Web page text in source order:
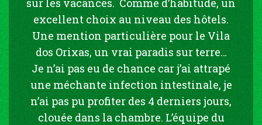
excellent choix au niveau des hôtels.
Une mention particulière pour le Vila
dos Orixas, un vrai paradis sur terre…
Je n’ai pas eu de chance car j’ai attrapé
une méchante infection intestinale, je
n’ai pas pu profiter des 4 derniers jours,
clouée dans la chambre. L’équipe du